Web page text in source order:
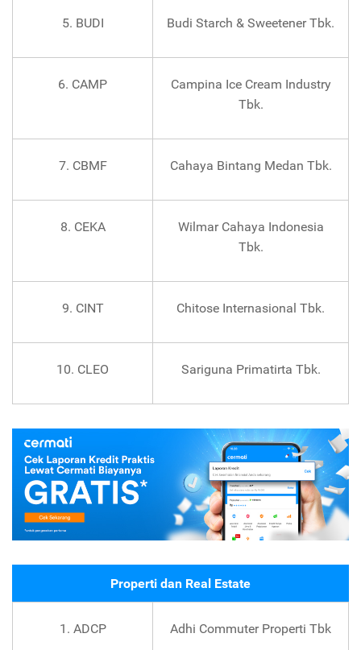
5. BUDI Budi Starch & Sweetener Tbk.
6. CAMP
Campina Ice Cream Industry
Tbk.
7. CBMF Cahaya Bintang Medan Tbk.
8. CEKA
Wilmar Cahaya Indonesia
Tbk.
9. CINT Chitose Internasional Tbk.
10. CLEO Sariguna Primatirta Tbk.
Properti dan Real Estate
1. ADCP Adhi Commuter Properti Tbk